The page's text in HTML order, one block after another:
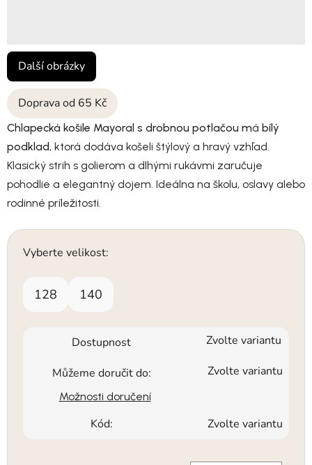
Doprava od 65 Kč
Chlapecká košile Mayoral s drobnou potlačou má bílý
podklad, ktorá dodáva košeli štýlový a hravý vzhľad.
Klasický strih s golierom a dlhými rukávmi zaručuje
pohodlie a elegantný dojem. Ideálna na školu, oslavy alebo
rodinné príležitosti.
Vyberte velikost:
128 140
Dostupnost Zvolte variantu
Můžeme doručit do: Zvolte variantu
Možnosti doručení
Kód: Zvolte variantu
Další obrázky